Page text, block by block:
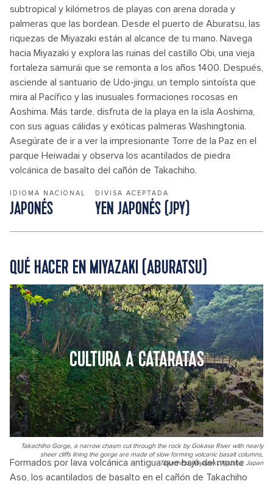
subtropical y kilómetros de playas con arena dorada y
palmeras que las bordean. Desde el puerto de Aburatsu, las
riquezas de Miyazaki están al alcance de tu mano. Navega
hacia Miyazaki y explora las ruinas del castillo Obi, una vieja
fortaleza samurái que se remonta a los años 1400. Después,
asciende al santuario de Udo-jingu, un templo sintoísta que
mira al Pacífico y las inusuales formaciones rocosas en
Aoshima. Más tarde, disfruta de la playa en la isla Aoshima,
con sus aguas cálidas y exóticas palmeras Washingtonia.
Asegúrate de ir a ver la impresionante Torre de la Paz en el
parque Heiwadai y observa los acantilados de piedra
volcánica de basalto del cañón de Takachiho.
IDIOMA NACIONAL
JAPONÉS
DIVISA ACEPTADA
YEN JAPONÉS (JPY)
QUÉ HACER EN MIYAZAKI (ABURATSU)
CULTURA A CATARATAS
Takachiho Gorge, a narrow chasm cut through the rock by Gokase River with nearly
sheer cliffs lining the gorge are made of slow forming volcanic basalt columns,
Takachiho, Miyazaki, Kyushu, Japan
Formados por lava volcánica antigua que bajó del monte
Aso, los acantilados de basalto en el cañón de Takachiho